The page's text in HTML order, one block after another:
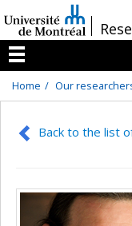
au
contenu
/
Menu
Home Our
Back to the list